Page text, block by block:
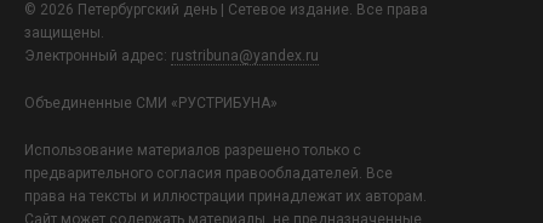
© 2026 Петербургский день | Сетевое издание. Все права
защищены.
Электронный адрес: rustribuna@yandex.ru
Объединенные СМИ «РУСТРИБУНА»
Использование материалов разрешено только с
предварительного согласия правообладателей. Все
права на тексты и иллюстрации принадлежат их авторам.
Сайт может содержать материалы, не предназначенные